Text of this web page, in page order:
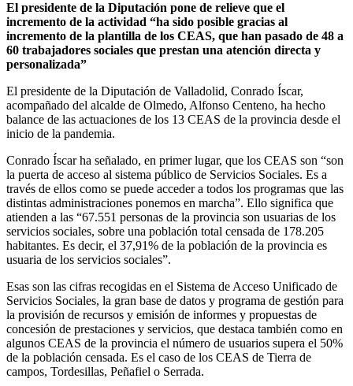
El presidente de la Diputación pone de relieve que el
incremento de la actividad “ha sido posible gracias al
incremento de la plantilla de los CEAS, que han pasado de 48 a
60 trabajadores sociales que prestan una atención directa y
personalizada”
El presidente de la Diputación de Valladolid, Conrado Íscar,
acompañado del alcalde de Olmedo, Alfonso Centeno, ha hecho
balance de las actuaciones de los 13 CEAS de la provincia desde el
inicio de la pandemia.
Conrado Íscar ha señalado, en primer lugar, que los CEAS son “son
la puerta de acceso al sistema público de Servicios Sociales. Es a
través de ellos como se puede acceder a todos los programas que las
distintas administraciones ponemos en marcha”. Ello significa que
atienden a las “67.551 personas de la provincia son usuarias de los
servicios sociales, sobre una población total censada de 178.205
habitantes. Es decir, el 37,91% de la población de la provincia es
usuaria de los servicios sociales”.
Esas son las cifras recogidas en el Sistema de Acceso Unificado de
Servicios Sociales, la gran base de datos y programa de gestión para
la provisión de recursos y emisión de informes y propuestas de
concesión de prestaciones y servicios, que destaca también como en
algunos CEAS de la provincia el número de usuarios supera el 50%
de la población censada. Es el caso de los CEAS de Tierra de
campos, Tordesillas, Peñafiel o Serrada.